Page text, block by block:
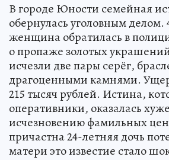
В городе Юности семейная
обернулась уголовным делом.
женщина обратилась в
о пропаже золотых
исчезли две пары серёг,
драгоценными камнями.
215 тысяч рублей. Истина,
оперативники, оказалась
исчезновению фамильных
причастна 24-летняя дочь
матери это известие стало